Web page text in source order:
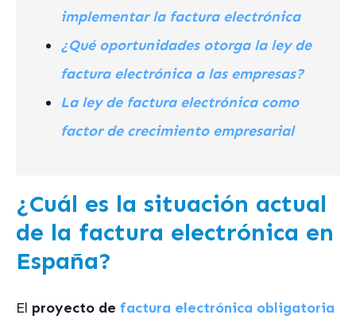
implementar la factura electrónica
¿Qué oportunidades otorga la ley de
factura electrónica a las empresas?
La ley de factura electrónica como
factor de crecimiento empresarial
¿Cuál es la situación actual
de la factura electrónica en
España?
El proyecto de factura electrónica obligatoria